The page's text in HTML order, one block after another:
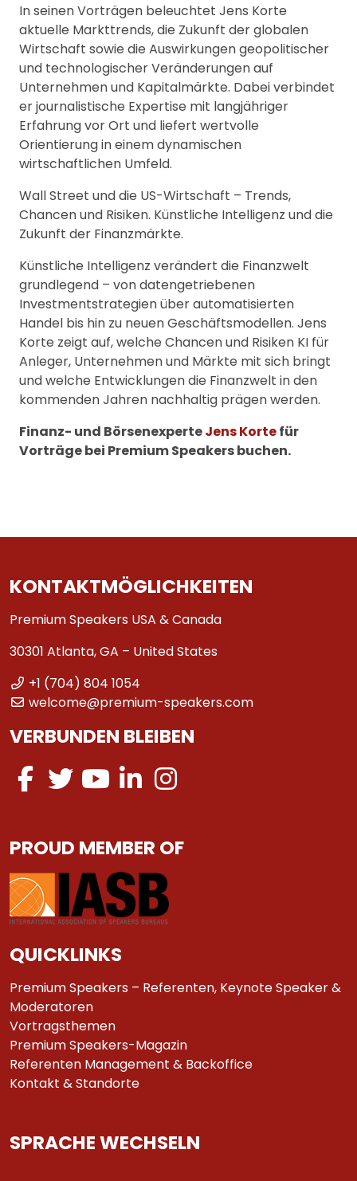
In seinen Vorträgen beleuchtet Jens Korte
aktuelle Markttrends, die Zukunft der globalen
Wirtschaft sowie die Auswirkungen geopolitischer
und technologischer Veränderungen auf
Unternehmen und Kapitalmärkte. Dabei verbindet
er journalistische Expertise mit langjähriger
Erfahrung vor Ort und liefert wertvolle
Orientierung in einem dynamischen
wirtschaftlichen Umfeld.
Wall Street und die US-Wirtschaft – Trends,
Chancen und Risiken. Künstliche Intelligenz und die
Zukunft der Finanzmärkte.
Künstliche Intelligenz verändert die Finanzwelt
grundlegend – von datengetriebenen
Investmentstrategien über automatisierten
Handel bis hin zu neuen Geschäftsmodellen. Jens
Korte zeigt auf, welche Chancen und Risiken KI für
Anleger, Unternehmen und Märkte mit sich bringt
und welche Entwicklungen die Finanzwelt in den
kommenden Jahren nachhaltig prägen werden.
Finanz- und BörsenexperteJens Kortefür
Vorträge bei Premium Speakers buchen.
KONTAKTMÖGLICHKEITEN
Premium Speakers USA & Canada
30301 Atlanta, GA – United States
+1 (704) 804 1054
welcome@premium-speakers.com
VERBUNDEN BLEIBEN
PROUD MEMBER OF
QUICKLINKS
Premium Speakers – Referenten, Keynote Speaker &
Moderatoren
Vortragsthemen
Premium Speakers-Magazin
Referenten Management & Backoffice
Kontakt & Standorte
SPRACHE WECHSELN